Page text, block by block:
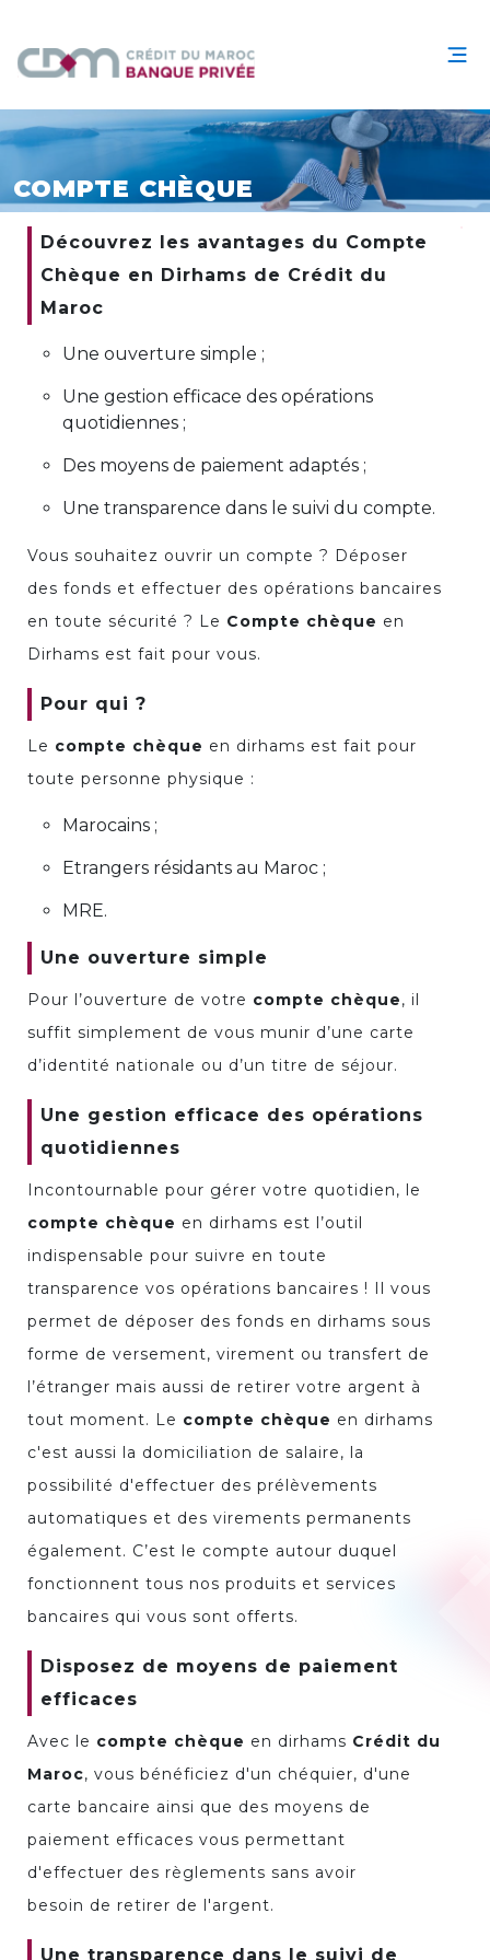
COMPTE CHÈQUE
Découvrez les avantages du Compte
Chèque en Dirhams de Crédit du
Maroc
Une ouverture simple ;
Une gestion efficace des opérations
quotidiennes ;
Des moyens de paiement adaptés ;
Une transparence dans le suivi du compte.
Vous souhaitez ouvrir un compte ? Déposer
des fonds et effectuer des opérations bancaires
en toute sécurité ? Le Compte chèque en
Dirhams est fait pour vous.
Pour qui ?
Le compte chèque en dirhams est fait pour
toute personne physique :
Marocains ;
Etrangers résidants au Maroc ;
MRE.
Une ouverture simple
Pour l’ouverture de votre compte chèque, il
suffit simplement de vous munir d’une carte
d’identité nationale ou d’un titre de séjour.
Une gestion efficace des opérations
quotidiennes
Incontournable pour gérer votre quotidien, le
compte chèque en dirhams est l’outil
indispensable pour suivre en toute
transparence vos opérations bancaires ! Il vous
permet de déposer des fonds en dirhams sous
forme de versement, virement ou transfert de
l’étranger mais aussi de retirer votre argent à
tout moment. Le compte chèque en dirhams
c'est aussi la domiciliation de salaire, la
possibilité d'effectuer des prélèvements
automatiques et des virements permanents
également. C’est le compte autour duquel
fonctionnent tous nos produits et services
bancaires qui vous sont offerts.
Disposez de moyens de paiement
efficaces
Avec le compte chèque en dirhams Crédit du
Maroc, vous bénéficiez d'un chéquier, d'une
carte bancaire ainsi que des moyens de
paiement efficaces vous permettant
d'effectuer des règlements sans avoir
besoin de retirer de l'argent.
Une transparence dans le suivi de